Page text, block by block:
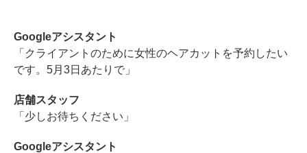
Googleアシスタント
「クライアントのために女性のヘアカットを予約したい
です。5月3日あたりで」
店舗スタッフ
「少しお待ちください」
Googleアシスタント